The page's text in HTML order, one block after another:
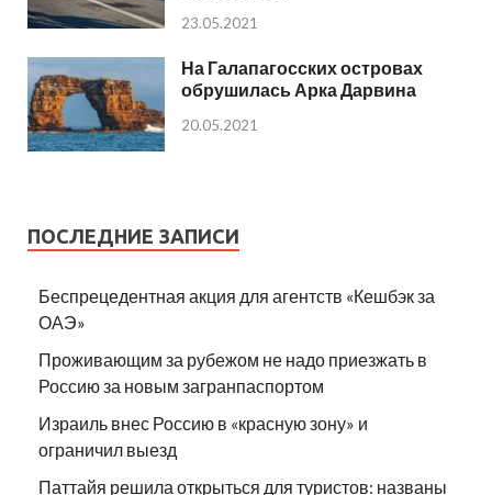
23.05.2021
На Галапагосских островах
обрушилась Арка Дарвина
20.05.2021
ПОСЛЕДНИЕ ЗАПИСИ
Беспрецедентная акция для агентств «Кешбэк за
ОАЭ»
Проживающим за рубежом не надо приезжать в
Россию за новым загранпаспортом
Израиль внес Россию в «красную зону» и
ограничил выезд
Паттайя решила открыться для туристов: названы